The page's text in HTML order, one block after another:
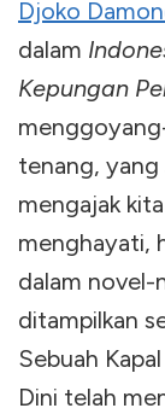
Djoko
dalam
Kepungan
tenang, yang
mengajak
menghayati,
dalam novel-
ditampilkan
Sebuah
Dini telah